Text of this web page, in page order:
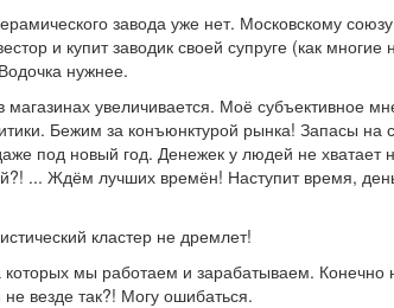
завода уже нет. Московскому
и купит заводик своей супруге (как
нужнее.
увеличивается. Моё субъективное
Бежим за конъюнктурой рынка! Запасы на
под новый год. Денежек у людей не хватает
... Ждём лучших времён! Наступит время,
кластер не дремлет!
мы работаем и зарабатываем. Конечно
везде так?! Могу ошибаться.